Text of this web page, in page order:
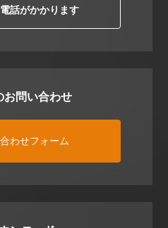
話がかかります
お問い合わせ
わせフォーム